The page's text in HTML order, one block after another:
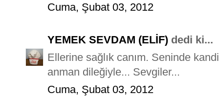
Cuma, Şubat 03, 2012
YEMEK SEVDAM (ELİF) dedi ki...
Ellerine sağlık canım. Seninde
anman dileğiyle... Sevgiler...
Cuma, Şubat 03, 2012